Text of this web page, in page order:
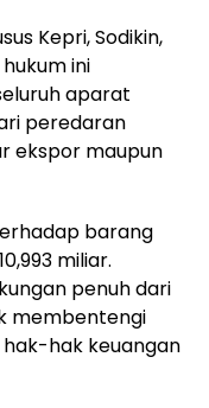
Kepri, Sodikin,
ini
aparat
peredaran
ekspor maupun
barang
miliar.
penuh dari
membentengi
hak keuangan